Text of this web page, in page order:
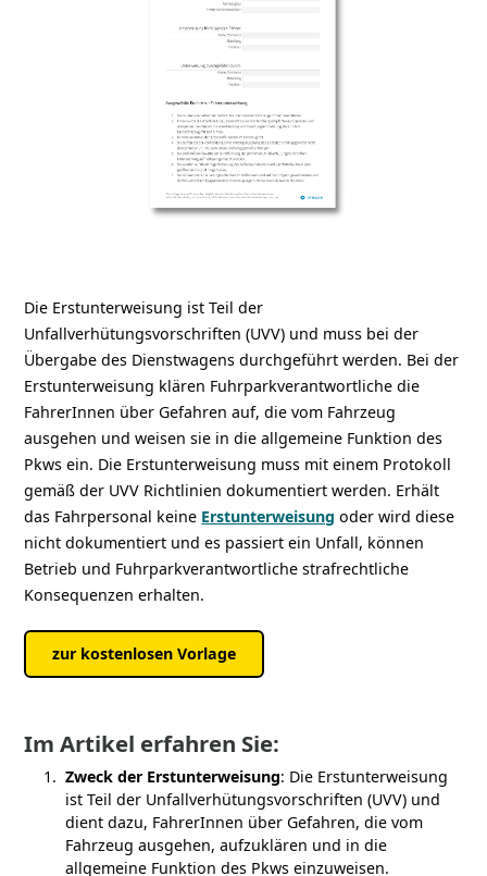
Die Erstunterweisung ist Teil der
Unfallverhütungsvorschriften (UVV) und muss bei der
Übergabe des Dienstwagens durchgeführt werden. Bei der
Erstunterweisung klären Fuhrparkverantwortliche die
FahrerInnen über Gefahren auf, die vom Fahrzeug
ausgehen und weisen sie in die allgemeine Funktion des
Pkws ein. Die Erstunterweisung muss mit einem Protokoll
gemäß der UVV Richtlinien dokumentiert werden. Erhält
das Fahrpersonal keine Erstunterweisung oder wird diese
nicht dokumentiert und es passiert ein Unfall, können
Betrieb und Fuhrparkverantwortliche strafrechtliche
Konsequenzen erhalten.
zur kostenlosen Vorlage
Im Artikel erfahren Sie:
Zweck der Erstunterweisung: Die Erstunterweisung
ist Teil der Unfallverhütungsvorschriften (UVV) und
dient dazu, FahrerInnen über Gefahren, die vom
Fahrzeug ausgehen, aufzuklären und in die
allgemeine Funktion des Pkws einzuweisen.